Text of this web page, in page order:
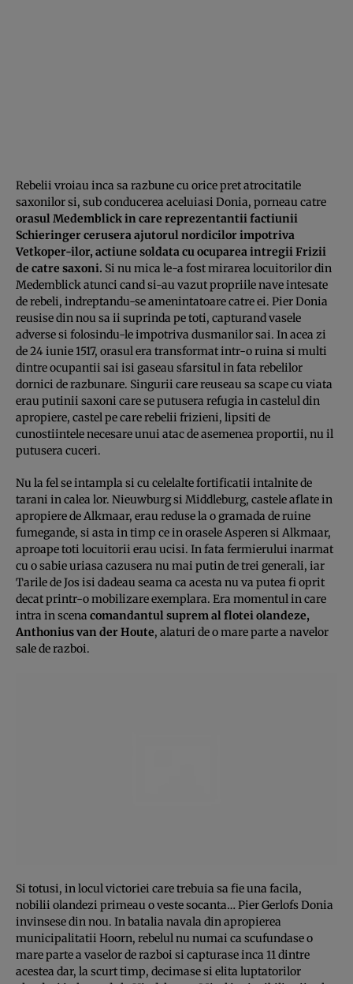
Rebelii vroiau inca sa razbune cu orice pret atrocitatile
saxonilor si, sub conducerea aceluiasi Donia, porneau catre
orasul Medemblick in care reprezentantii factiunii
Schieringer cerusera ajutorul nordicilor impotriva
Vetkoper-ilor, actiune soldata cu ocuparea intregii Frizii
de catre saxoni. Si nu mica le-a fost mirarea locuitorilor din
Medemblick atunci cand si-au vazut propriile nave intesate
de rebeli, indreptandu-se amenintatoare catre ei. Pier Donia
reusise din nou sa ii suprinda pe toti, capturand vasele
adverse si folosindu-le impotriva dusmanilor sai. In acea zi
de 24 iunie 1517, orasul era transformat intr-o ruina si multi
dintre ocupantii sai isi gaseau sfarsitul in fata rebelilor
dornici de razbunare. Singurii care reuseau sa scape cu viata
erau putinii saxoni care se putusera refugia in castelul din
apropiere, castel pe care rebelii frizieni, lipsiti de
cunostiintele necesare unui atac de asemenea proportii, nu il
putusera cuceri.
Nu la fel se intampla si cu celelalte fortificatii intalnite de
tarani in calea lor. Nieuwburg si Middleburg, castele aflate in
apropiere de Alkmaar, erau reduse la o gramada de ruine
fumegande, si asta in timp ce in orasele Asperen si Alkmaar,
aproape toti locuitorii erau ucisi. In fata fermierului inarmat
cu o sabie uriasa cazusera nu mai putin de trei generali, iar
Tarile de Jos isi dadeau seama ca acesta nu va putea fi oprit
decat printr-o mobilizare exemplara. Era momentul in care
intra in scena comandantul suprem al flotei olandeze,
Anthonius van der Houte, alaturi de o mare parte a navelor
sale de razboi.
Si totusi, in locul victoriei care trebuia sa fie una facila,
nobilii olandezi primeau o veste socanta… Pier Gerlofs Donia
invinsese din nou. In batalia navala din apropierea
municipalitatii Hoorn, rebelul nu numai ca scufundase o
mare parte a vaselor de razboi si capturase inca 11 dintre
acestea dar, la scurt timp, decimase si elita luptatorilor